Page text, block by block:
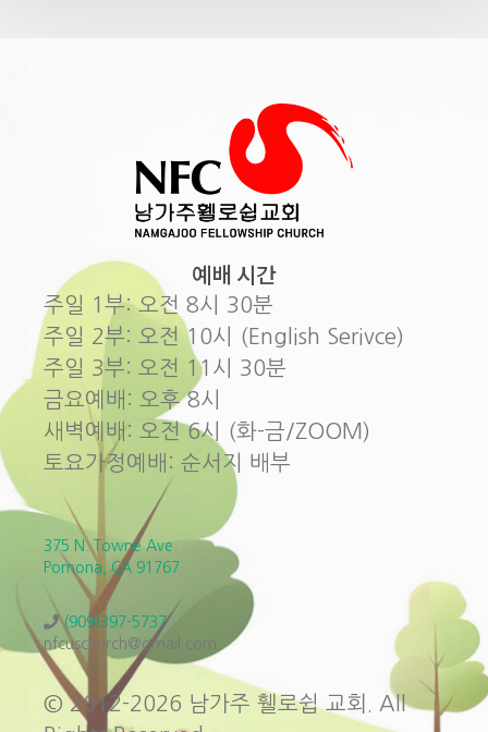
예배 시간
주일 1부: 오전 8시 30분
주일 2부: 오전 10시 (English Serivce)
주일 3부: 오전 11시 30분
금요예배: 오후 8시
새벽예배: 오전 6시 (화-금/ZOOM)
토요가정예배: 순서지 배부
375 N. Towne Ave.
Pomona, CA 91767
(909)397-5737
nfcuschurch@gmail.com
© 2012-2026 남가주 휄로쉽 교회. All